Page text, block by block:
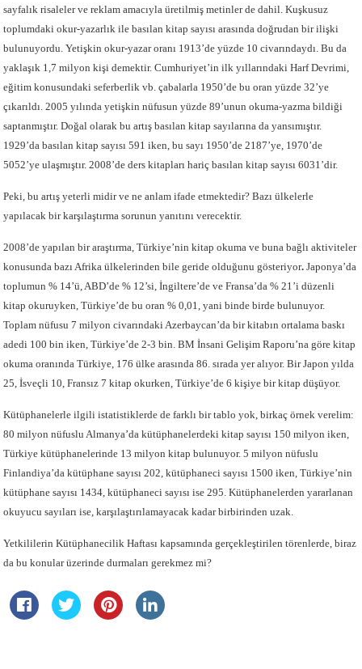
sayfalık risaleler ve reklam amacıyla üretilmiş metinler de dahil. Kuşkusuz
toplumdaki okur-yazarlık ile basılan kitap sayısı arasında doğrudan bir ilişki
bulunuyordu. Yetişkin okur-yazar oranı 1913’de yüzde 10 civarındaydı. Bu da
yaklaşık 1,7 milyon kişi demektir. Cumhuriyet’in ilk yıllarındaki Harf Devrimi,
eğitim konusundaki seferberlik vb. çabalarla 1950’de bu oran yüzde 32’ye
çıkarıldı. 2005 yılında yetişkin nüfusun yüzde 89’unun okuma-yazma bildiği
saptanmıştır. Doğal olarak bu artış basılan kitap sayılarına da yansımıştır.
1929’da basılan kitap sayısı 591 iken, bu sayı 1950’de 2187’ye, 1970’de
5052’ye ulaşmıştır. 2008’de ders kitapları hariç basılan kitap sayısı 6031’dir.
Peki, bu artış yeterli midir ve ne anlam ifade etmektedir? Bazı ülkelerle
yapılacak bir karşılaştırma sorunun yanıtını verecektir.
2008’de yapılan bir araştırma, Türkiye’nin kitap okuma ve buna bağlı aktiviteler
konusunda bazı Afrika ülkelerinden bile geride olduğunu gösteriyor.Japonya’da
toplumun % 14’ü, ABD’de % 12’si, İngiltere’de ve Fransa’da % 21’i düzenli
kitap okuruyken, Türkiye’de bu oran % 0,01, yani binde birde bulunuyor.
Toplam nüfusu 7 milyon civarındaki Azerbaycan’da bir kitabın ortalama baskı
adedi 100 bin iken, Türkiye’de 2-3 bin. BM İnsani Gelişim Raporu’na göre kitap
okuma oranında Türkiye, 176 ülke arasında 86. sırada yer alıyor. Bir Japon yılda
25, İsveçli 10, Fransız 7 kitap okurken, Türkiye’de 6 kişiye bir kitap düşüyor.
Kütüphanelerle ilgili istatistiklerde de farklı bir tablo yok, birkaç örnek verelim:
80 milyon nüfuslu Almanya’da kütüphanelerdeki kitap sayısı 150 milyon iken,
Türkiye kütüphanelerinde 13 milyon kitap bulunuyor. 5 milyon nüfuslu
Finlandiya’da kütüphane sayısı 202, kütüphaneci sayısı 1500 iken, Türkiye’nin
kütüphane sayısı 1434, kütüphaneci sayısı ise 295. Kütüphanelerden yararlanan
okuyucu sayıları ise, karşılaştırılamayacak kadar birbirinden uzak.
Yetkililerin Kütüphanecilik Haftası kapsamında gerçekleştirilen törenlerde, biraz
da bu konular üzerinde durmaları gerekmez mi?